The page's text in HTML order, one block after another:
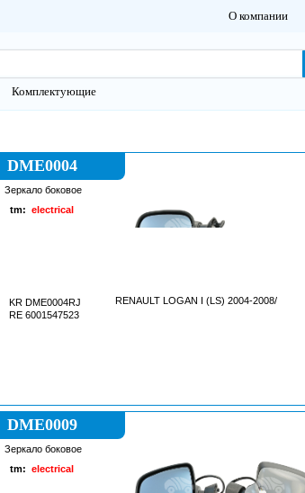
О компании
Комплектующие
DME0004
Зеркало боковое
tm: electrical
KR DME0004RJ
RE 6001547523
RENAULT LOGAN I (LS) 2004-2008/
DME0009
Зеркало боковое
tm: electrical